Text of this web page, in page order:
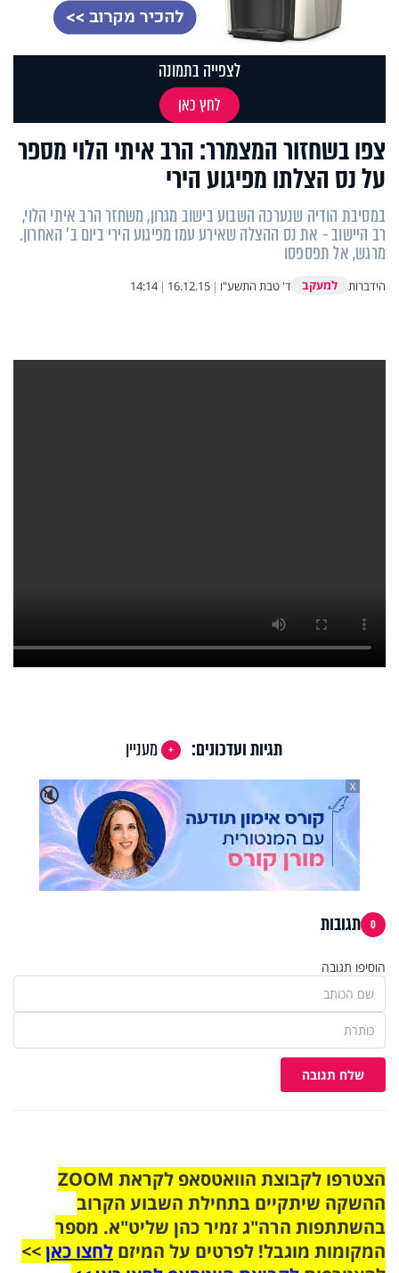
צפו בשחזור המצמרר: הרב איתי הלוי מספר
על נס הצלתו מפיגוע הירי
במסיבת הודיה שנערכה השבוע בישוב מגרון, משחזר הרב איתי הלוי,
רב היישוב - את נס ההצלה שאירע עמו מפיגוע הירי ביום ב' האחרון.
מרגש, אל תפספסו
הידברות למעקב ד' טבת התשע"ו |
16.12.15
|
14:14
לצפייה בתמונה
לחץ כאן
תגיות ועדכונים:
מעניין
🔇
X
0 תגובות
הוסיפו תגובה
שלח תגובה
הצטרפו לקבוצת הוואטסאפ לקראת ZOOM
ההשקה שיתקיים בתחילת השבוע הקרוב
בהשתתפות הרה"ג זמיר כהן שליט"א. מספר
המקומות מוגבל! לפרטים על המיזם לחצו כאן>>